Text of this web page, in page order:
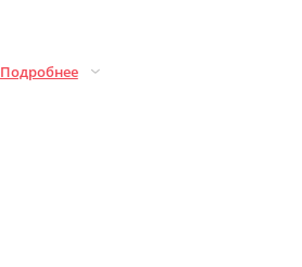
Подробнее